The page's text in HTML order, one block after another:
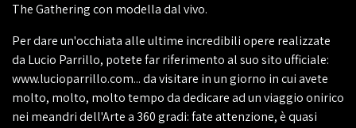
The Gathering con modella dal vivo.
Per dare un'occhiata alle ultime incredibili opere realizzate
da Lucio Parrillo, potete far riferimento al suo sito ufficiale:
www.lucioparrillo.com... da visitare in un giorno in cui avete
molto, molto, molto tempo da dedicare ad un viaggio onirico
nei meandri dell'Arte a 360 gradi: fate attenzione, è quasi